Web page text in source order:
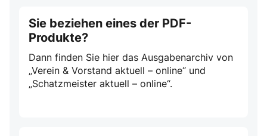
Sie beziehen eines der PDF-
Produkte?
Dann finden Sie hier das Ausgabenarchiv von
„Verein & Vorstand aktuell – online“ und
„Schatzmeister aktuell – online“.